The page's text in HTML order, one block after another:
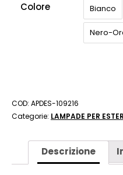
Colore Bianco
Nero-
COD: APDES-109216
Categorie: LAMPADE PER
Descrizione